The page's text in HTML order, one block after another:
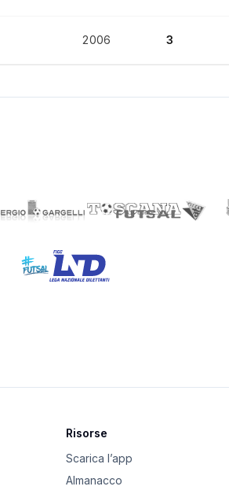
2006 3
Risorse
Scarica l’app
Almanacco